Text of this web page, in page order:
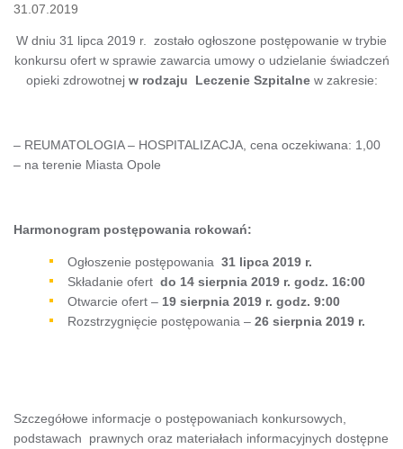
31.07.2019
W dniu 31 lipca 2019 r. zostało ogłoszone postępowanie w trybie
konkursu ofert w sprawie zawarcia umowy o udzielanie świadczeń
opieki zdrowotnej w rodzaju Leczenie Szpitalne w zakresie:
– REUMATOLOGIA – HOSPITALIZACJA, cena oczekiwana: 1,00
– na terenie Miasta Opole
Harmonogram postępowania rokowań:
Ogłoszenie postępowania 31 lipca 2019 r.
Składanie ofert do 14 sierpnia 2019 r. godz. 16:00
Otwarcie ofert – 19 sierpnia 2019 r. godz. 9:00
Rozstrzygnięcie postępowania – 26 sierpnia 2019 r.
Szczegółowe informacje o postępowaniach konkursowych,
podstawach prawnych oraz materiałach informacyjnych dostępne